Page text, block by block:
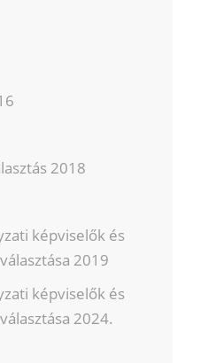
2018
képviselők és
2019
képviselők és
2024.